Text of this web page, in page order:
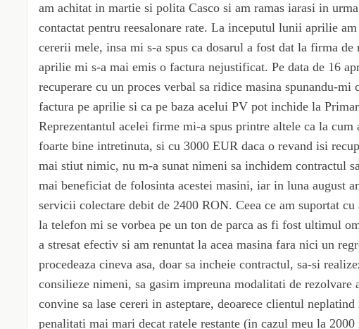
am achitat in martie si polita Casco si am ramas iarasi in
contactat pentru reesalonare rate. La inceputul lunii aprilie
cererii mele, insa mi s-a spus ca dosarul a fost dat la firma de
aprilie mi s-a mai emis o factura nejustificat. Pe data de 16
recuperare cu un proces verbal sa ridice masina spunandu-
factura pe aprilie si ca pe baza acelui PV pot inchide la
Reprezentantul acelei firme mi-a spus printre altele ca la
foarte bine intretinuta, si cu 3000 EUR daca o revand isi
mai stiut nimic, nu m-a sunat nimeni sa inchidem contractul
mai beneficiat de folosinta acestei masini, iar in luna august
servicii colectare debit de 2400 RON. Ceea ce am suportat cu
la telefon mi se vorbea pe un ton de parca as fi fost ultimul
a stresat efectiv si am renuntat la acea masina fara nici un
procedeaza cineva asa, doar sa incheie contractul, sa-si
consilieze nimeni, sa gasim impreuna modalitati de rezolvare
convine sa lase cereri in asteptare, deoarece clientul neplatind
penalitati mai mari decat ratele restante (in cazul meu la 2000